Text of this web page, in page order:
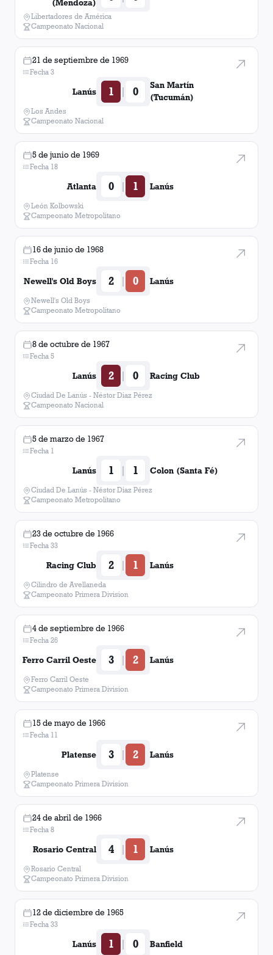
(Mendoza)
Libertadores de América
Campeonato Nacional
21 de septiembre de 1969
Fecha 3
Lanús 1 | 0
San Martín
(Tucumán)
Los Andes
Campeonato Nacional
5 de junio de 1969
Fecha 18
Atlanta 0 | 1 Lanús
León Kolbowski
Campeonato Metropolitano
16 de junio de 1968
Fecha 16
Newell's Old Boys 2 | 0 Lanús
Newell's Old Boys
Campeonato Metropolitano
8 de octubre de 1967
Fecha 5
Lanús 2 | 0 Racing Club
Ciudad De Lanús - Néstor Diaz Pérez
Campeonato Nacional
5 de marzo de 1967
Fecha 1
Lanús 1 | 1 Colon (Santa Fé)
Ciudad De Lanús - Néstor Diaz Pérez
Campeonato Metropolitano
23 de octubre de 1966
Fecha 33
Racing Club 2 | 1 Lanús
Cilindro de Avellaneda
Campeonato Primera Division
4 de septiembre de 1966
Fecha 26
Ferro Carril Oeste 3 | 2 Lanús
Ferro Carril Oeste
Campeonato Primera Division
15 de mayo de 1966
Fecha 11
Platense 3 | 2 Lanús
Platense
Campeonato Primera Division
24 de abril de 1966
Fecha 8
Rosario Central 4 | 1 Lanús
Rosario Central
Campeonato Primera Division
12 de diciembre de 1965
Fecha 33
Lanús 1 | 0 Banfield